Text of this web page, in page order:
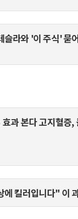
라와 '이 주식' 묻
과 본다 고지혈증,
킬러입니다" 이